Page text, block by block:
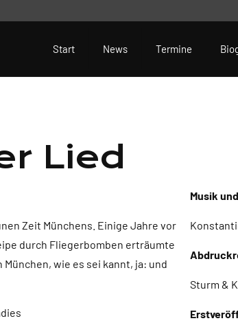
Start News Termine
Lied
Zeit Münchens. Einige Jahre vor
durch Fliegerbomben erträumte
wie es sei kannt, ja: und
Musik
Sturm &